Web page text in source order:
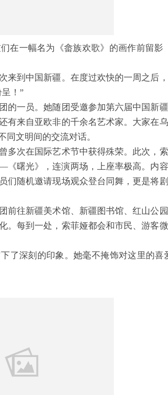
一幅名为《畲族欢歌》的画作前留影
到中国新疆。在度过欢快的一周之后
！”
一员。她随团受邀参加第六届中国新
有来自亚欧非的千余名艺术家。大家在
同文明间的交流对话。
次在国际艺术节中获得殊荣。此次，
曙光》，连演两场，上座率极高。内
们随机邀请现场观众登台同舞，更是将
往新疆美术馆、新疆图书馆、红山公
。每到一处，索菲娅都会和市民、游客微
深刻的印象。她毫不掩饰对这里的喜